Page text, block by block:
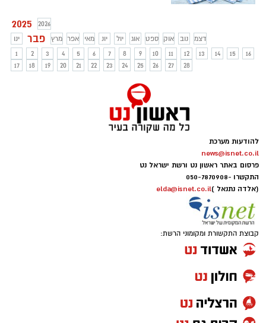
להפליא ומתאים להגשה בארוחת החג, לזוג
ולמשפחה.
2025
2026
ינו
פבר מרץ אפר מאי יונ יול אוג ספט אוק נוב
דצמ
1
2 3 4 5 6 7 8 9 10 11 12 13 14 15
16
17
18 19 20 21 22 23 24 25 26 27 28
להודעות מערכת
news@isnet.co.il
פרסום באתר ראשון נט ורשת ישראל נט
התקשרו -050-7870908
(אלדה נתנאל )elda@isnet.co.il
קבוצת התקשורת ומקומוני הרשת: